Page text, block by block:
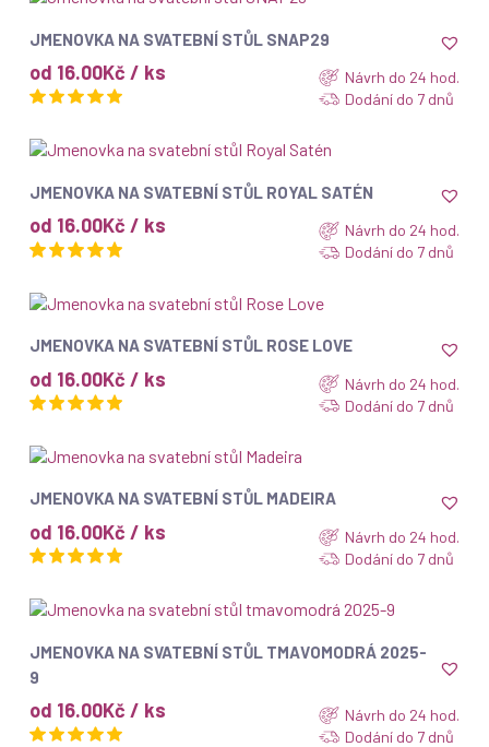
ZOBRAZIT
JMENOVKA NA SVATEBNÍ STŮL SNAP29
od 16.00Kč / ks
Návrh do 24 hod.
Dodání do 7 dnů
ZOBRAZIT
JMENOVKA NA SVATEBNÍ STŮL ROYAL SATÉN
od 16.00Kč / ks
Návrh do 24 hod.
Dodání do 7 dnů
ZOBRAZIT
JMENOVKA NA SVATEBNÍ STŮL ROSE LOVE
od 16.00Kč / ks
Návrh do 24 hod.
Dodání do 7 dnů
ZOBRAZIT
JMENOVKA NA SVATEBNÍ STŮL MADEIRA
od 16.00Kč / ks
Návrh do 24 hod.
Dodání do 7 dnů
ZOBRAZIT
JMENOVKA NA SVATEBNÍ STŮL TMAVOMODRÁ 2025-
9
od 16.00Kč / ks
Návrh do 24 hod.
Dodání do 7 dnů